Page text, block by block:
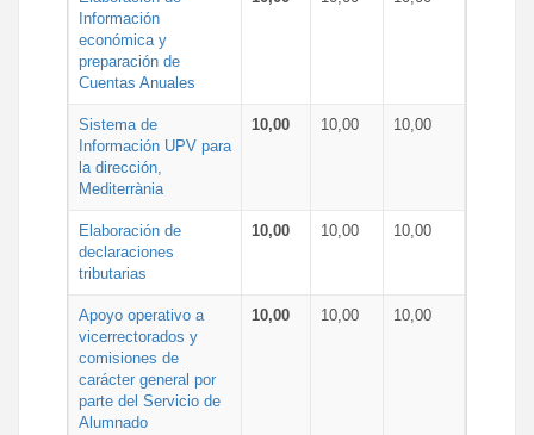
Información
económica y
preparación de
Cuentas Anuales
Sistema de
Información UPV para
la dirección,
Mediterrània
10,00 10,00 10,00
Elaboración de
declaraciones
tributarias
10,00 10,00 10,00
Apoyo operativo a
vicerrectorados y
comisiones de
carácter general por
parte del Servicio de
Alumnado
10,00 10,00 10,00